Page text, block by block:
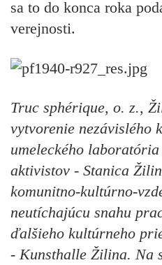
sa to do konca roka
verejnosti.
Truc sphérique, o. z.,
vytvorenie nezávislého
umeleckého
aktivistov - Stanica
komunitno-kultúrno-
neutíchajúcu snahu
ďalšieho kultúrneho
- Kunsthalle Žilina. Na